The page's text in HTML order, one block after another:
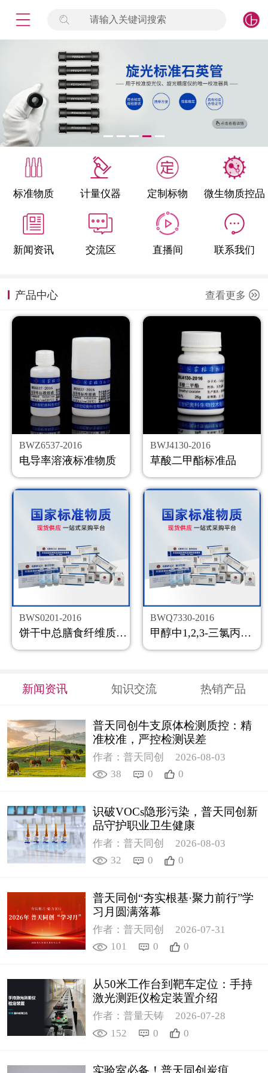
请输入关键词搜索
标准物质 计量仪器 定制标物 微生物质控品
新闻资讯 交流区 直播间 联系我们
产品中心 查看更多
BWZ6537-2016
电导率溶液标准物质
BWJ4130-2016
草酸二甲酯标准品
BWS0201-2016
饼干中总膳食纤维质控样品
BWQ7330-2016
甲醇中1,2,3-三氯丙烷溶液标准物质
新闻资讯 知识交流 热销产品
普天同创牛支原体检测质控：精
准校准，严控检测误差
作者：普天同创
2026-08-03
38
0 0
识破VOCs隐形污染，普天同创新
品守护职业卫生健康
作者：普天同创
2026-08-03
32
0 0
普天同创“夯实根基·聚力前行”学
习月圆满落幕
作者：普天同创
2026-07-31
101
0 0
从50米工作台到靶车定位：手持
激光测距仪检定装置介绍
作者：普量天铸
2026-07-28
152
0 0
签到
标准物质
产品专项
微生物检测/质控品
定制标物
定制仪器
新闻资讯
公司主页
购物车
会员中心
联系我们
返回主页